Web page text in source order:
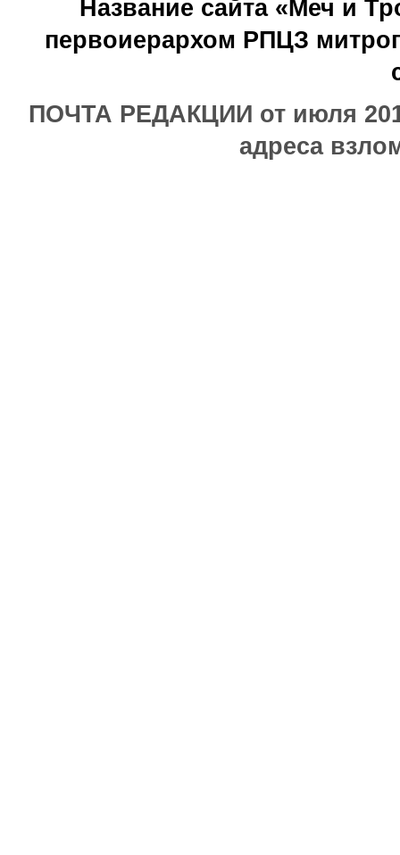
Название сайта «Меч и
первоиерархом РПЦЗ
ПОЧТА РЕДАКЦИИ от июля
адреса